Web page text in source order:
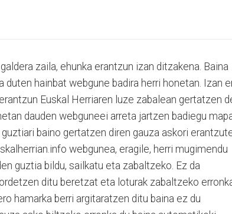
zaila, ehunka erantzun izan ditzakena. Baina
hainbat webgune badira herri honetan. Izan
Euskal Herriaren luze zabalean gertatzen
dauden webguneei arreta jartzen badiegu
baino gertatzen diren gauza askori
webgunea, eragile, herri mugimendu
guztia bildu, sailkatu eta zabaltzeko. Ez da
ditu beretzat eta loturak zabaltzeko
hamarka berri argitaratzen ditu baina ez du